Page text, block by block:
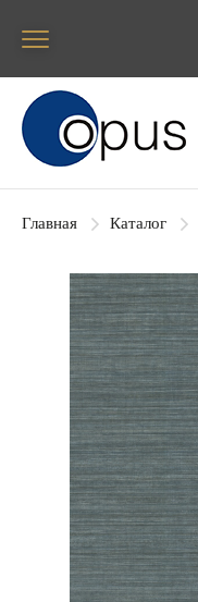
Блок поиска
Главная Каталог